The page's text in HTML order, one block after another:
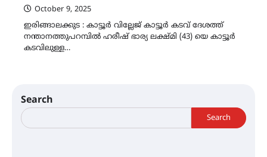
October 9, 2025
ഇരിങ്ങാലക്കുട : കാട്ടൂർ വില്ലേജ് കാട്ടൂർ കടവ് ദേശത്ത്
നന്താനത്തുപറമ്പിൽ ഹരീഷ് ഭാര്യ ലക്ഷ്മി (43) യെ കാട്ടൂർ
കടവിലുള്ള…
Search
Search